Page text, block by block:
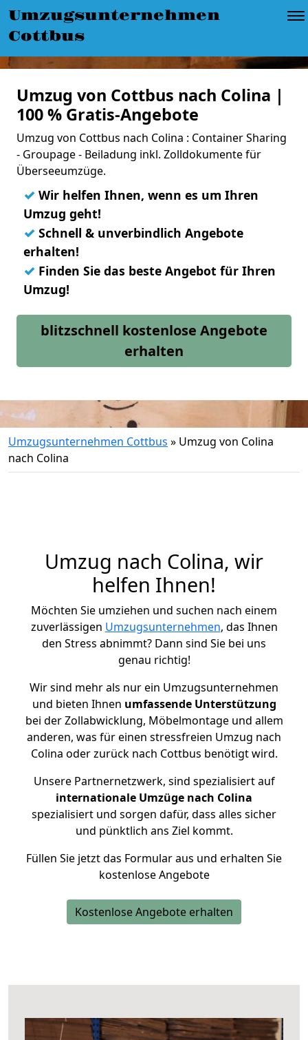
Umzugsunternehmen
Cottbus
Umzug von Cottbus nach Colina |
100 % Gratis-Angebote
Umzug von Cottbus nach Colina : Container Sharing
- Groupage - Beiladung inkl. Zolldokumente für
Überseeumzüge.
✓ Wir helfen Ihnen, wenn es um Ihren
Umzug geht!
✓ Schnell & unverbindlich Angebote
erhalten!
✓ Finden Sie das beste Angebot für Ihren
Umzug!
blitzschnell kostenlose Angebote
erhalten
Umzugsunternehmen Cottbus » Umzug von Colina
nach Colina
Umzug nach Colina, wir
helfen Ihnen!
Möchten Sie umziehen und suchen nach einem
zuverlässigen Umzugsunternehmen, das Ihnen
den Stress abnimmt? Dann sind Sie bei uns
genau richtig!
Wir sind mehr als nur ein Umzugsunternehmen
und bieten Ihnen umfassende Unterstützung
bei der Zollabwicklung, Möbelmontage und allem
anderen, was für einen stressfreien Umzug nach
Colina oder zurück nach Cottbus benötigt wird.
Unsere Partnernetzwerk, sind spezialisiert auf
internationale Umzüge nach Colina
spezialisiert und sorgen dafür, dass alles sicher
und pünktlich ans Ziel kommt.
Füllen Sie jetzt das Formular aus und erhalten Sie
kostenlose Angebote
Kostenlose Angebote erhalten